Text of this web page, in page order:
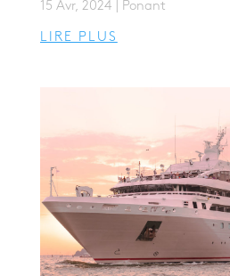
15 Avr, 2024 Ponant
LIRE PLUS